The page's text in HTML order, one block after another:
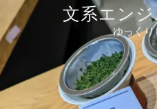
テ
ツ
へ
ス
文系エン
ゆっく